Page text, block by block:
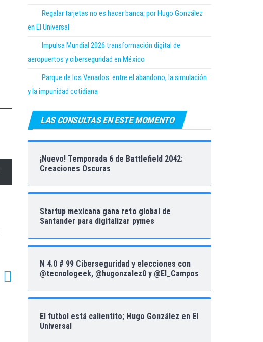
Regalar tarjetas no es hacer banca; por Hugo González
en El Universal
Impulsa Mundial 2026 transformación digital de
aeropuertos y ciberseguridad en México
Parque de los Venados: entre el abandono, la simulación
y la impunidad cotidiana
LAS CONSULTAS EN ESTE MOMENTO
¡Nuevo! Temporada 6 de Battlefield 2042:
Creaciones Oscuras
Startup mexicana gana reto global de
Santander para digitalizar pymes
N 4.0 # 99 Ciberseguridad y elecciones con
@tecnologeek, @hugonzalez0 y @El_Campos
El futbol está calientito; Hugo González en El
Universal